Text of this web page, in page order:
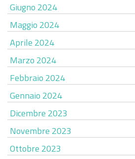
Giugno 2024
Maggio 2024
Aprile 2024
Marzo 2024
Febbraio 2024
Gennaio 2024
Dicembre 2023
Novembre 2023
Ottobre 2023